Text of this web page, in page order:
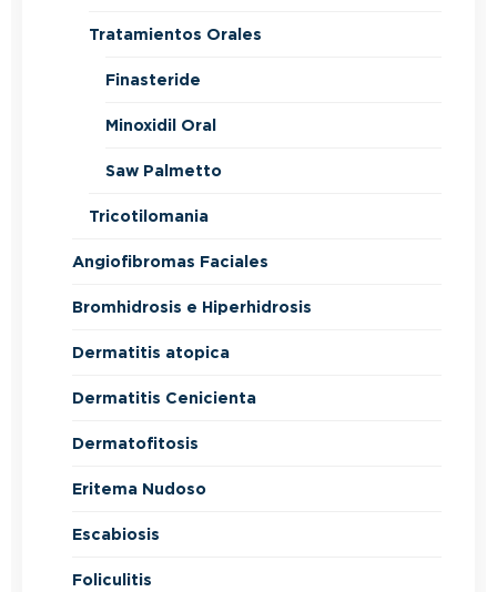
Tratamientos Orales
Finasteride
Minoxidil Oral
Saw Palmetto
Tricotilomania
Angiofibromas Faciales
Bromhidrosis e Hiperhidrosis
Dermatitis atopica
Dermatitis Cenicienta
Dermatofitosis
Eritema Nudoso
Escabiosis
Foliculitis